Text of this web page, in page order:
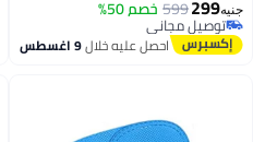
جنيه299
599 خصم 50%
توصيل مجاني
توصيل مجانياحصل عليه خلال9 اغسطس